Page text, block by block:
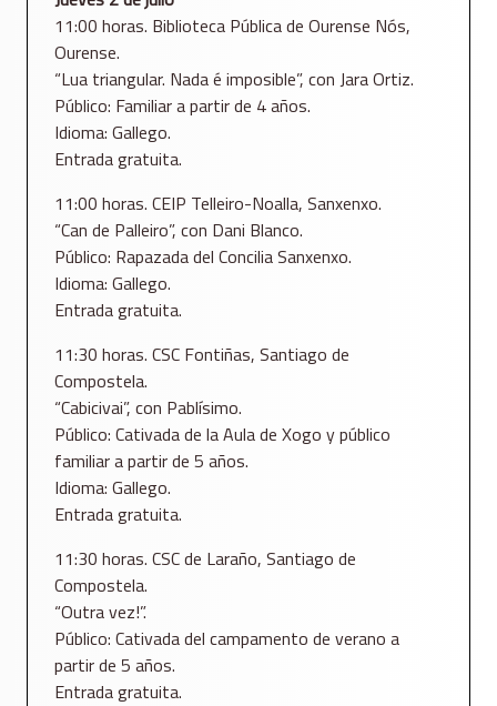
11:00 horas. Biblioteca Pública de Ourense Nós,
Ourense.
“Lua triangular. Nada é imposible”, con Jara Ortiz.
Público: Familiar a partir de 4 años.
Idioma: Gallego.
Entrada gratuita.
11:00 horas. CEIP Telleiro-Noalla, Sanxenxo.
“Can de Palleiro”, con Dani Blanco.
Público: Rapazada del Concilia Sanxenxo.
Idioma: Gallego.
Entrada gratuita.
11:30 horas. CSC Fontiñas, Santiago de
Compostela.
“Cabicivai”, con Pablísimo.
Público: Cativada de la Aula de Xogo y público
familiar a partir de 5 años.
Idioma: Gallego.
Entrada gratuita.
11:30 horas. CSC de Laraño, Santiago de
Compostela.
“Outra vez!”.
Público: Cativada del campamento de verano a
partir de 5 años.
Entrada gratuita.